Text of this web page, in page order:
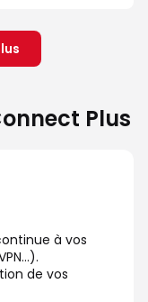
Plus
à vos
de vos